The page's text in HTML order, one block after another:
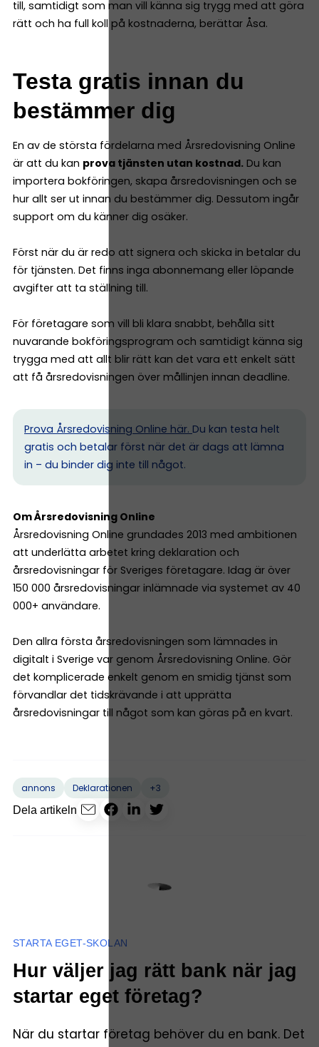
till, samtidigt som man vill känna sig trygg med att göra
rätt och ha full koll på kostnaderna, berättar Åsa.
Testa gratis innan du
bestämmer dig
En av de största fördelarna med Årsredovisning Online
är att du kan prova tjänsten utan kostnad. Du kan
importera bokföringen, skapa årsredovisningen och se
hur allt ser ut innan du bestämmer dig. Dessutom ingår
support om du känner dig osäker.
Först när du är redo att signera och skicka in betalar du
för tjänsten. Det finns inga abonnemang eller löpande
avgifter att ta ställning till.
För företagare som vill bli klara snabbt, behålla sitt
nuvarande bokföringsprogram och samtidigt känna sig
trygga med att allt blir rätt kan det vara ett enkelt sätt
att få årsredovisningen över mållinjen innan deadline.
Prova Årsredovisning Online här. Du kan testa helt
gratis och betalar först när det är dags att lämna
in – du binder dig inte till något.
Om Årsredovisning Online
Årsredovisning Online grundades 2013 med ambitionen
att underlätta arbetet kring deklaration och
årsredovisningar för Sveriges företagare. Idag är över
150 000 årsredovisningar inlämnade via systemet av 40
000+ användare.
Den allra första årsredovisningen som lämnades in
digitalt i Sverige var genom Årsredovisning Online. Gör
det komplicerade enkelt genom en smidig tjänst som
förvandlar det tidskrävande i att upprätta
årsredovisningar till något som kan göras på en kvart.
annons Deklarationen
+3
Dela artikeln
STARTA EGET-SKOLAN
Hur väljer jag rätt bank när jag
startar eget företag?
När du startar företag behöver du en bank. Det